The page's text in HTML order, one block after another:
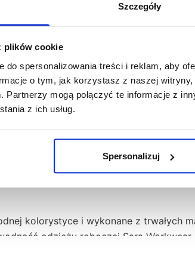
Szczegóły
plików cookie
do spersonalizowania treści i reklam, aby
o tym, jak korzystasz z naszej
Partnerzy mogą połączyć te informacje z
z ich usług.
Spersonalizuj
wyróżniają się różnorodnością
strój do pracy w każdych
funkcjonalnością, co czyni nasze
perfekcyjne dopasowanie do
kolorystyce i wykonane z trwałych
odzieży roboczej Sara